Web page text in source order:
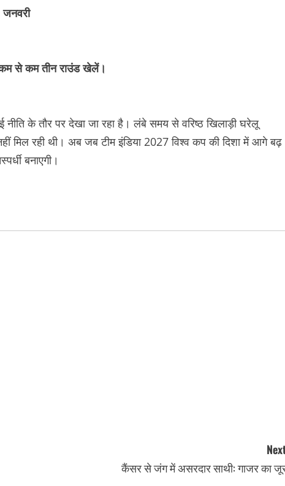
कम से कम तीन राउंड खेलें।
के तौर पर देखा जा रहा है। लंबे समय से वरिष्ठ खिलाड़ी घरेलू
मिल रही थी। अब जब टीम इंडिया 2027 विश्व कप की दिशा में आगे बढ़
बनाएगी।
कैंसर से जंग में असरदार साथी: गाजर का